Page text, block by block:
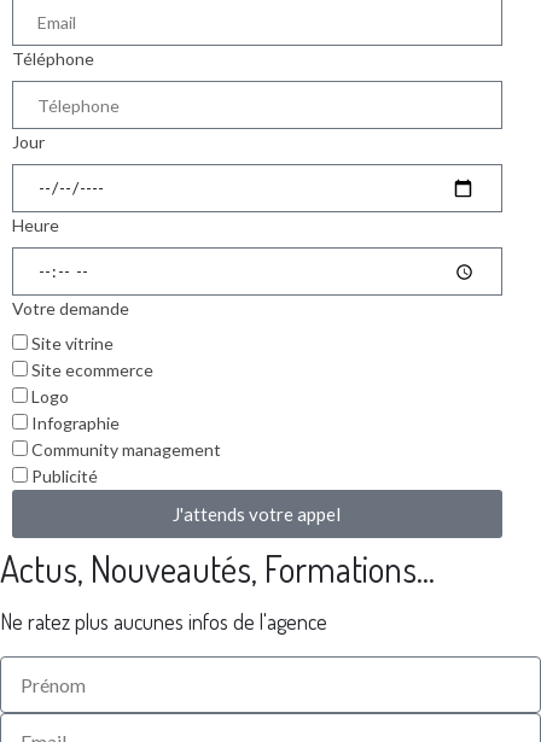
Téléphone
Jour
Heure
Votre demande
Site vitrine
Site ecommerce
Logo
Infographie
Community management
Publicité
J'attends votre appel
Actus, Nouveautés, Formations...
Ne ratez plus aucunes infos de l'agence